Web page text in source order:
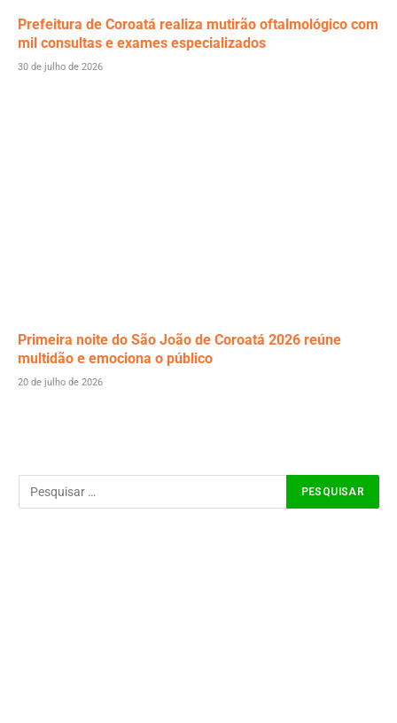
Prefeitura de Coroatá realiza mutirão oftalmológico com
mil consultas e exames especializados
30 de julho de 2026
Primeira noite do São João de Coroatá 2026 reúne
multidão e emociona o público
20 de julho de 2026